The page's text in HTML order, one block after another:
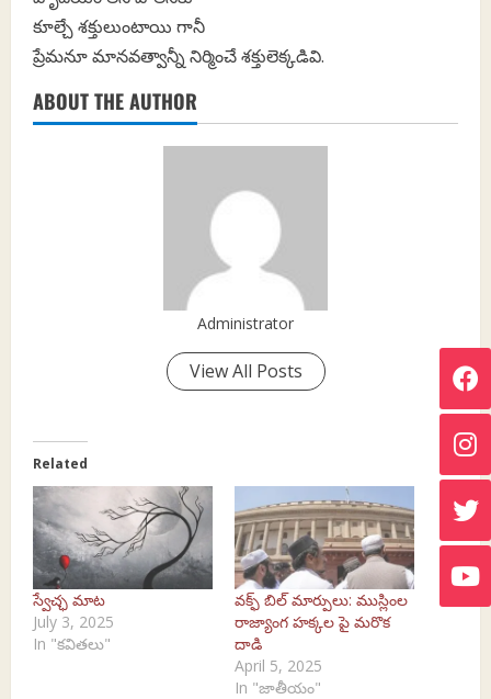
కూల్చే శక్తులుంటాయి గానీ
ప్రేమనూ మానవత్వాన్నీ నిర్మించే శక్తులెక్కడివి.
ABOUT THE AUTHOR
Administrator
View All Posts
Related
స్వేచ్ఛ మాట
July 3, 2025
In "కవితలు"
వక్ఫ్‌ బిల్ మార్పులు: ముస్లింల
రాజ్యాంగ హక్కల పై మరొక
దాడి
April 5, 2025
In "జాతీయం"